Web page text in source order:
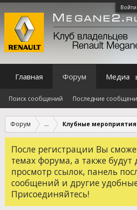
Форум ... Клубные мероприятия
После регистрации Вы
темах форума, а также будут
просмотр ссылок, панель
сообщений и другие
Присоединяйтесь!
Главная Форум
Поиск сообщений Последние
Медиа